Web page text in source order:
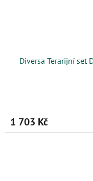
Diversa Terarijní set
1 703 Kč